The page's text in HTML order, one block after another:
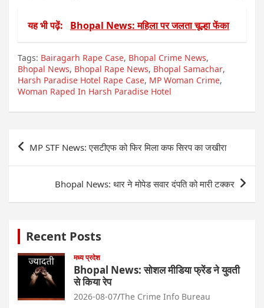
यह भी पढ़ें: Bhopal News: महिला पर जलता चूल्हा फेंका
Tags: Bairagarh Rape Case, Bhopal Crime News,
Bhopal News, Bhopal Rape News, Bhopal Samachar,
Harsh Paradise Hotel Rape Case, MP Woman Crime,
Woman Raped In Harsh Paradise Hotel
Post
navigation
MP STF News: एसटीएफ को फिर मिला कफ सिरप का जखीरा
​Bhopal News: थार ने मोपेड सवार दंपति को मारी टक्कर
Recent Posts
मध्य प्रदेश
Bhopal News: सोशल मीडिया फ्रेंड ने युवती
से किया रेप
2026-08-07 The Crime Info Bureau